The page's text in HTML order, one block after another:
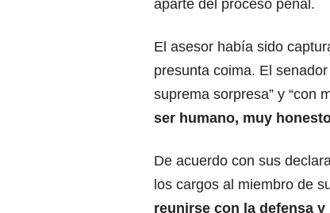
aparte del proceso penal.
El asesor había sido
presunta coima. El
suprema sorpresa” y “con
ser humano, muy
De acuerdo con sus
los cargos al miembro de
reunirse con la defensa